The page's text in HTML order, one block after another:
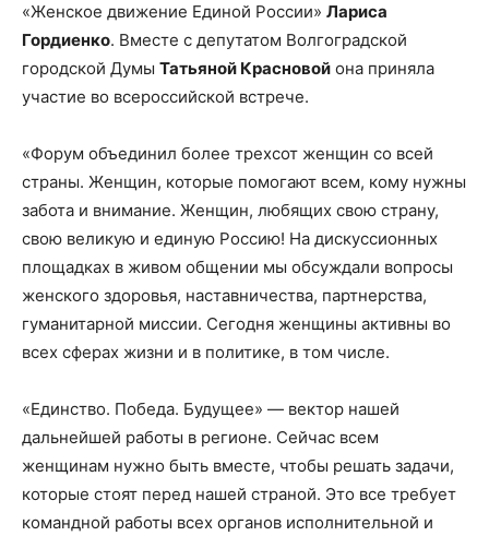
«Женское движение Единой России» Лариса
Гордиенко. Вместе с депутатом Волгоградской
городской Думы Татьяной Красновой она приняла
участие во всероссийской встрече.
«Форум объединил более трехсот женщин со всей
страны. Женщин, которые помогают всем, кому нужны
забота и внимание. Женщин, любящих свою страну,
свою великую и единую Россию! На дискуссионных
площадках в живом общении мы обсуждали вопросы
женского здоровья, наставничества, партнерства,
гуманитарной миссии. Сегодня женщины активны во
всех сферах жизни и в политике, в том числе.
«Единство. Победа. Будущее» — вектор нашей
дальнейшей работы в регионе. Сейчас всем
женщинам нужно быть вместе, чтобы решать задачи,
которые стоят перед нашей страной. Это все требует
командной работы всех органов исполнительной и